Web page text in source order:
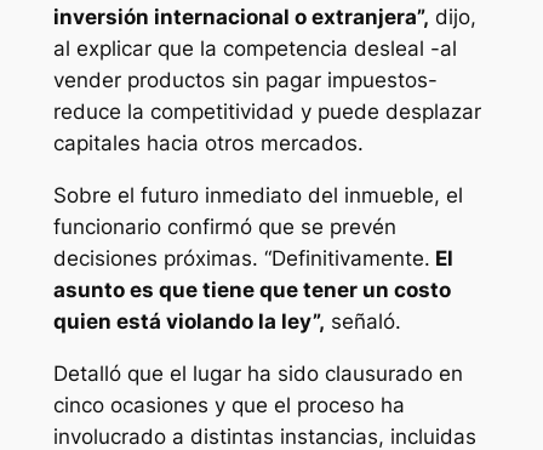
inversión internacional o extranjera”, dijo,
al explicar que la competencia desleal -al
vender productos sin pagar impuestos-
reduce la competitividad y puede desplazar
capitales hacia otros mercados.
Sobre el futuro inmediato del inmueble, el
funcionario confirmó que se prevén
decisiones próximas. “Definitivamente. El
asunto es que tiene que tener un costo
quien está violando la ley”, señaló.
Detalló que el lugar ha sido clausurado en
cinco ocasiones y que el proceso ha
involucrado a distintas instancias, incluidas